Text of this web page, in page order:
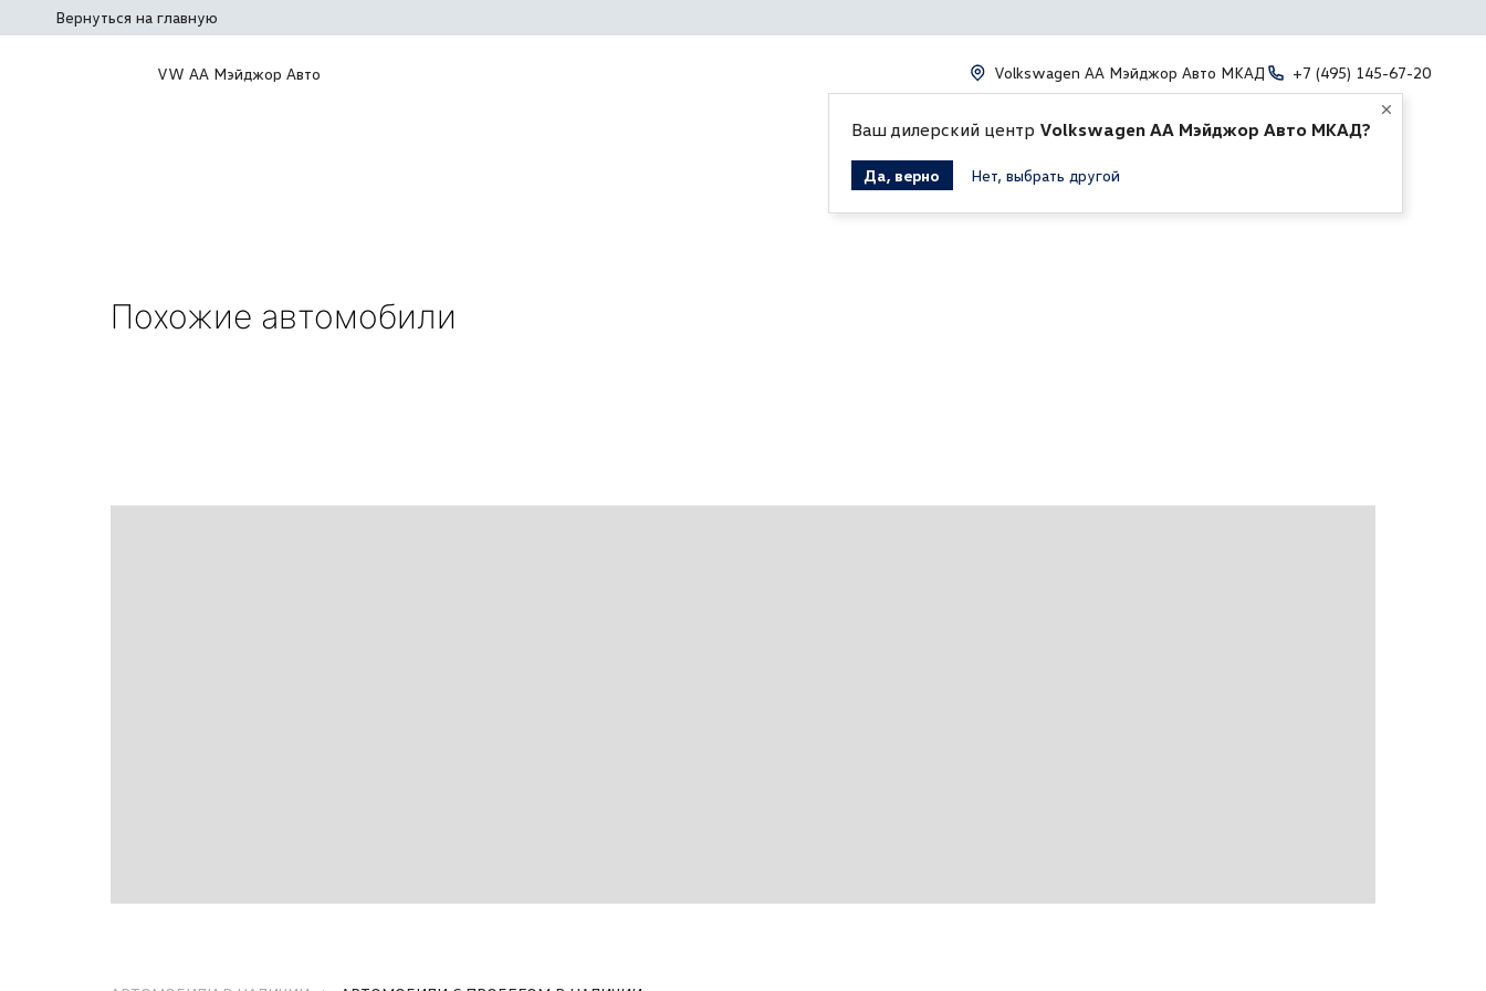
Вернуться на главную
VW АА Мэйджор Авто Volkswagen АА Мэйджор Авто МКАД +7 (495) 145-67-20
Похожие автомобили
Ваш дилерский центр Volkswagen АА Мэйджор Авто МКАД?
Да, верно Нет, выбрать другой